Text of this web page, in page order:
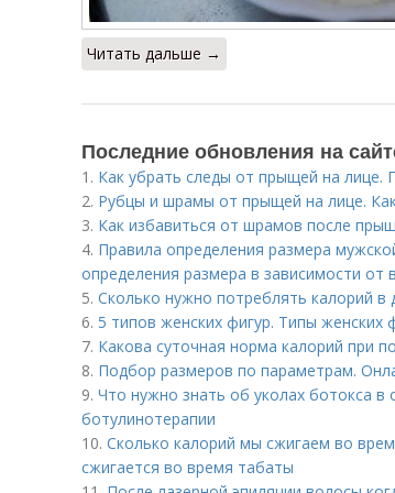
Читать дальше →
Последние обновления на
1. Как убрать следы от прыщей на лице.
2. Рубцы и шрамы от прыщей на лице.
3. Как избавиться от шрамов после
4. Правила определения размера
определения размера в зависимости от
5. Сколько нужно потреблять калорий
6. 5 типов женских фигур. Типы женских
7. Какова суточная норма калорий при
8. Подбор размеров по параметрам.
9. Что нужно знать об уколах ботокса
ботулинотерапии
10. Сколько калорий мы сжигаем во
сжигается во время табаты